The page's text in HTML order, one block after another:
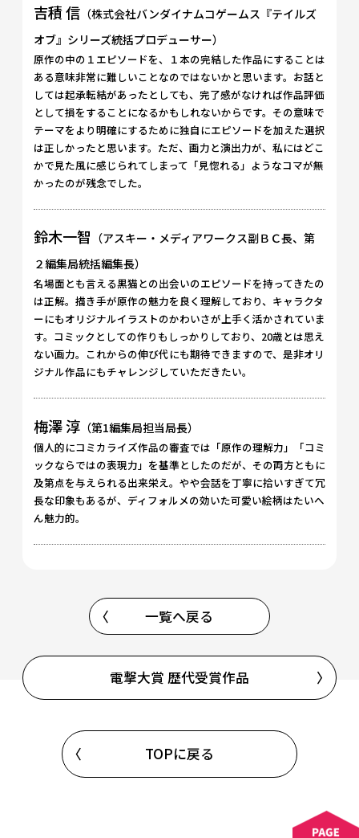
吉積 信 （株式会社バンダイナムコゲームス『テイルズ
オブ』シリーズ統括プロデューサー）
原作の中の１エピソードを、１本の完結した作品にすることは
ある意味非常に難しいことなのではないかと思います。お話と
しては起承転結があったとしても、完了感がなければ作品評価
として損をすることになるかもしれないからです。その意味で
テーマをより明確にするために独自にエピソードを加えた選択
は正しかったと思います。ただ、画力と演出力が、私にはどこ
かで見た風に感じられてしまって「見惚れる」ようなコマが無
かったのが残念でした。
鈴木一智 （アスキー・メディアワークス副ＢＣ長、第
２編集局統括編集長）
名場面とも言える黒猫との出会いのエピソードを持ってきたの
は正解。描き手が原作の魅力を良く理解しており、キャラクタ
ーにもオリジナルイラストのかわいさが上手く活かされていま
す。コミックとしての作りもしっかりしており、20歳とは思え
ない画力。これからの伸び代にも期待できますので、是非オリ
ジナル作品にもチャレンジしていただきたい。
梅澤 淳 （第1編集局担当局長）
個人的にコミカライズ作品の審査では「原作の理解力」「コミ
ックならではの表現力」を基準としたのだが、その両方ともに
及第点を与えられる出来栄え。やや会話を丁寧に拾いすぎて冗
長な印象もあるが、ディフォルメの効いた可愛い絵柄はたいへ
ん魅力的。
一覧へ戻る
電撃大賞 歴代受賞作品
TOPに戻る